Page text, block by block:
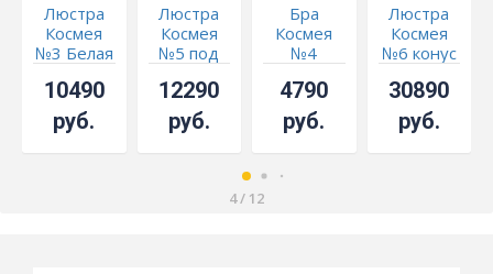
Люстра
Космея
№3 Белая
10490
руб.
Люстра
Космея
№5 под
12290
руб.
Бра
Космея
№4
4790
руб.
Люстра
Космея
№6 конус
30890
руб.
4/ 12